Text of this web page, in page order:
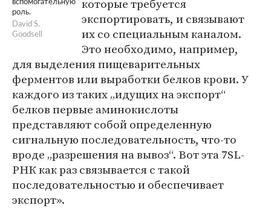
вспомогательную
роль.
David S.
Goodsell
которые требуется
экспортировать, и связывают
их со специальным каналом.
Это необходимо, например,
для выделения пищеварительных
ферментов или выработки белков крови. У
каждого из таких „идущих на экспорт“
белков первые аминокислоты
представляют собой определенную
сигнальную последовательность, что-то
вроде „разрешения на вывоз“. Вот эта 7SL-
РНК как раз связывается с такой
последовательностью и обеспечивает
экспорт».